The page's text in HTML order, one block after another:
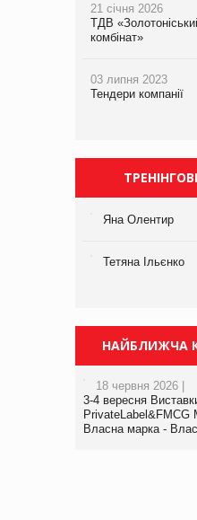
21 січня 2026
ТДВ
комбінат»
03 липня 2023
Тендери компанії
Яна Олентир
Тетяна Ільєнко
НАЙБЛИЖЧА
18 червня 2026 |
3-4 вересня
PrivateLabel&FMCG
Власна марка -